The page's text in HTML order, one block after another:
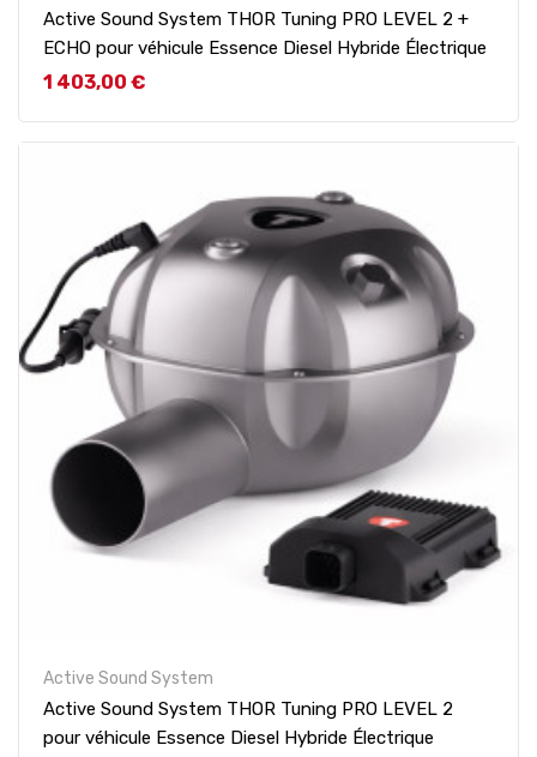
Active Sound System THOR Tuning PRO LEVEL 2 +
ECHO pour véhicule Essence Diesel Hybride Électrique
Prix
1 403,00 €
Active Sound System
Active Sound System THOR Tuning PRO LEVEL 2
pour véhicule Essence Diesel Hybride Électrique